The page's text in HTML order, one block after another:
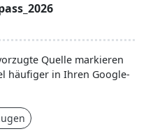
Quelle markieren
häufiger in Ihren Google-